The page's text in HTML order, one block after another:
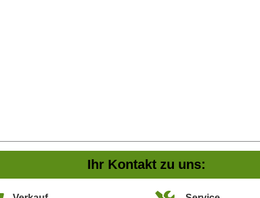
Ihr Kontakt zu uns: